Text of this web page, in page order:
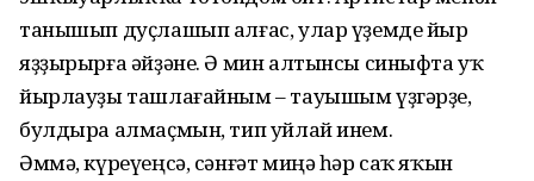
танышып дуҫлашып алғас, улар үҙемде йыр
яҙҙырырға әйҙәне. Ә мин алтынсы синыфта уҡ
йырлауҙы ташлағайным – тауышым үҙгәр­ҙе,
булдыра алмаҫмын, тип уйлай инем.
Әммә, күреүеңсә, сәнғәт миңә һәр саҡ яҡын